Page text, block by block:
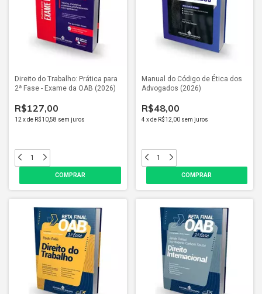
Direito do Trabalho: Prática para
2ª Fase - Exame da OAB (2026)
R$127,00
12 xde R$10,58 sem juros
Manual do Código de Ética dos
Advogados (2026)
R$48,00
4 xde R$12,00 sem juros